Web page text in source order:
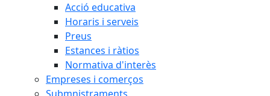
Acció educativa
Horaris i serveis
Preus
Estances i ràtios
Normativa d'interès
Empreses i comerços